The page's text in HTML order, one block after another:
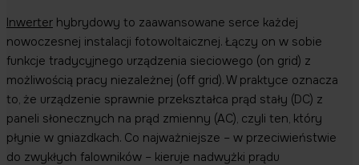
Inwerter hybrydowy to zaawansowane serce każdej
nowoczesnej instalacji fotowoltaicznej. Łączy on w sobie
funkcje tradycyjnego urządzenia sieciowego (on grid) z
możliwością pracy niezależnej (off grid). W praktyce oznacza
to, że urządzenie sprawnie przekształca prąd stały (DC) z
paneli słonecznych na prąd zmienny (AC), czyli ten, który
płynie w gniazdkach. Co najważniejsze – w przeciwieństwie
do zwykłych falowników – kieruje nadwyżki prądu